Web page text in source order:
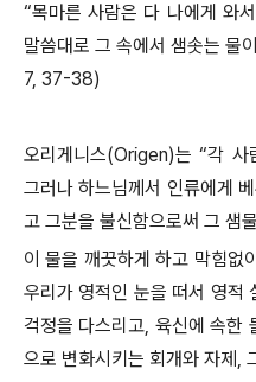
“목마른 사람은 다 나에게 와
말씀대로 그 속에서 샘솟는 물
7, 37-38)
오리게니스(Origen)는 “각
그러나 하느님께서 인류에게
고 그분을 불신함으로써 그 샘
이 물을 깨끗하게 하고 막힘없
우리가 영적인 눈을 떠서 영적
걱정을 다스리고, 육신에 속한
으로 변화시키는 회개와 자제,